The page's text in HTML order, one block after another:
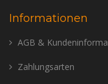
Informationen
AGB &
Zahlungsarten